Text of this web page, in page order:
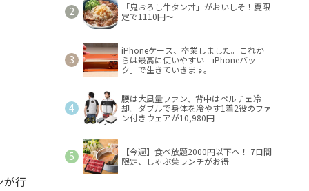
が行
「鬼おろし牛タン丼」がおいしそ！夏限
定で1110円～
iPhoneケース、卒業しました。これか
らは最高に使いやすい「iPhoneバッ
ク」で生きていきます。
腰は大風量ファン、背中はペルチェ冷
却。ダブルで身体を冷やす1着2役のファ
ン付きウェアが10,980円
【今週】食べ放題2000円以下へ！ 7日間
限定、しゃぶ葉ランチがお得